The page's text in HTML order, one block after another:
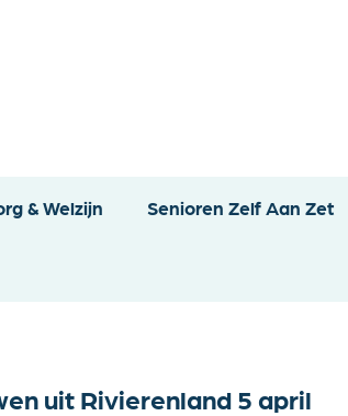
& Welzijn Senioren Zelf Aan Zet
uit Rivierenland 5 april